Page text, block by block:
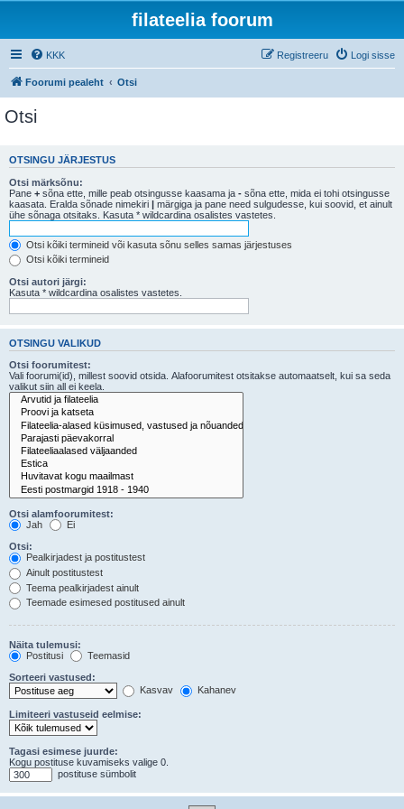
filateelia foorum
KKK Logi sisse
Registreeru
Foorumi pealeht Otsi
Otsi
OTSINGU JÄRJESTUS
Otsi märksõnu:
Pane + sõna ette, mille peab otsingusse kaasama ja - sõna ette, mida ei tohi otsingusse
kaasata. Eralda sõnade nimekiri | märgiga ja pane need sulgudesse, kui soovid, et ainult
ühe sõnaga otsitaks. Kasuta * wildcardina osalistes vastetes.
Otsi kõiki termineid või kasuta sõnu selles samas järjestuses
Otsi kõiki termineid
Otsi autori järgi:
Kasuta * wildcardina osalistes vastetes.
OTSINGU VALIKUD
Otsi foorumitest:
Vali foorumi(id), millest soovid otsida. Alafoorumitest otsitakse automaatselt, kui sa seda
valikut siin all ei keela.
Otsi alamfoorumitest:
Jah
Ei
Otsi:
Pealkirjadest ja postitustest
Ainult postitustest
Teema pealkirjadest ainult
Teemade esimesed postitused ainult
Näita tulemusi:
Postitusi
Teemasid
Sorteeri vastused:
Kasvav
Kahanev
Limiteeri vastuseid eelmise:
Tagasi esimese juurde:
Kogu postituse kuvamiseks valige 0.
postituse sümbolit